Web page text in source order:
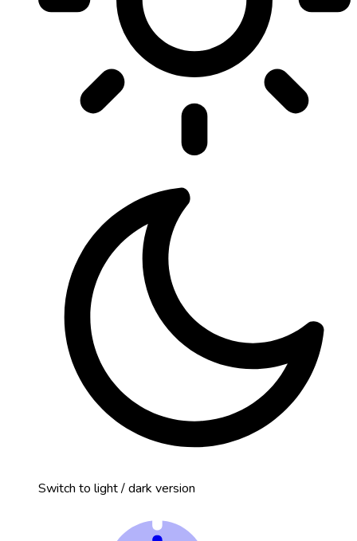
Switch to light / dark version